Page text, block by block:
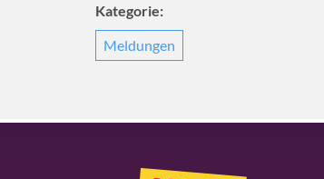
Kategorie:
Meldungen